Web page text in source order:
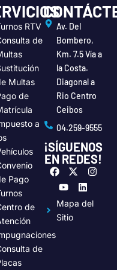
RTV
de
Multas
de
a
Pago
de
de
Av. Del
Bombero,
Km. 7.5 Vía a
la Costa.
Diagonal a
Rio Centro
Ceibos
04.259-9555
¡SÍGUENOS
EN REDES!
F
a
c
e
b
o
k
X
-
i
t
I
n
t
a
Y
u
t
u
b
n
k
e
Mapa del
Sitio